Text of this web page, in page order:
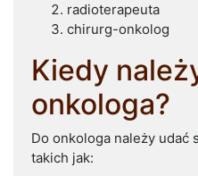
radioterapeuta
chirurg-onkolog
Kiedy
onkologa?
Do onkologa należy
takich jak: